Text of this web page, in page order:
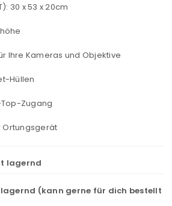
30 x 53 x 20cm
Ihre Kameras und Objektive
Hüllen
Zugang
Ortungsgerät
lagernd
(kann gerne für dich bestellt